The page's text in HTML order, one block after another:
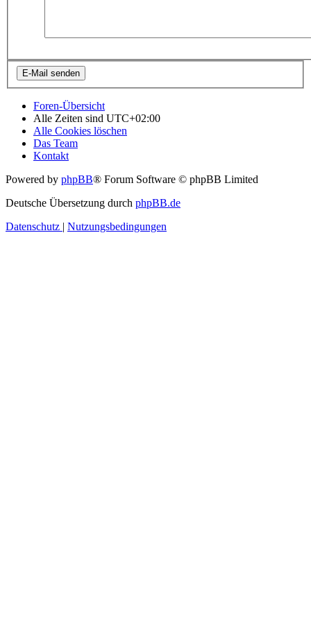
Foren-Übersicht
Alle Zeiten sind UTC+02:00
Alle Cookies löschen
Das Team
Kontakt
Powered by phpBB® Forum Software © phpBB Limited
Deutsche Übersetzung durch phpBB.de
Datenschutz | Nutzungsbedingungen